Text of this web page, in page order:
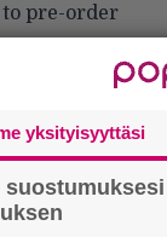
to pre-order
mistä
yksityisyyttäsi